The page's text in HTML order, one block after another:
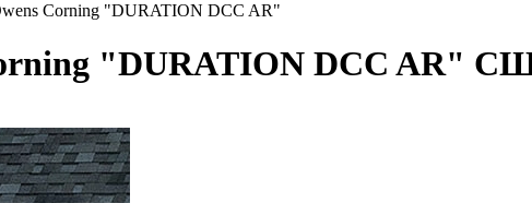
Corning "DURATION DСC AR"
"DURATION DСC AR"